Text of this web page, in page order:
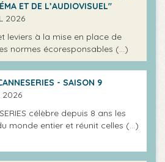
ET DE L’AUDIOVISUEL"
2026
leviers à la mise en place de
normes écoresponsables (…)
- SAISON 9
2026
célèbre depuis 8 ans les
monde entier et réunit celles (…)